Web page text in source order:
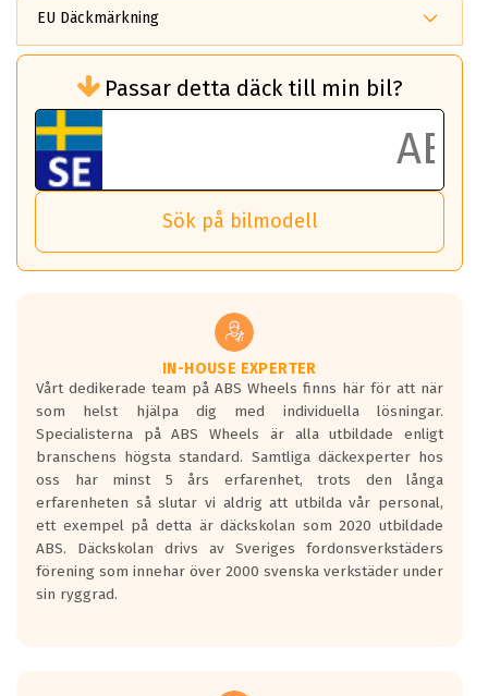
EU Däckmärkning
bränsleförbrukningen)
Det ska vara en betygsskala från klass A
till G för rullmotstånd.
Ett klass A däck kommer ha 6,5% bättre
bränsleförbrukning än ett klass G däck.
Det betyder att om man kör 10,000 km,
så sparar man 50 liter bränsle med ett
vilken körstil du använder.
Våtgrepp egenskaper:
Betygsskalan är satt A till F. Där A påvisar
den kortaste bromssträckan och F är den
längsta.
Inga D eller G betyg delas ut för
personbilar och lätta lastbilar.
Betyget sätts efter ett test där däcken
skall bromsa in på en väg där det ligger
0.5-1.5 mm vatten.
I 80km/h kommer skillnaden på
Passar detta däck till min bil?
Sök på bilmodell
IN-HOUSE EXPERTER
Vårt dedikerade team på ABS Wheels finns här för att när
som helst hjälpa dig med individuella lösningar.
Specialisterna på ABS Wheels är alla utbildade enligt
branschens högsta standard. Samtliga däckexperter hos
oss har minst 5 års erfarenhet, trots den långa
erfarenheten så slutar vi aldrig att utbilda vår personal,
ett exempel på detta är däckskolan som 2020 utbildade
ABS. Däckskolan drivs av Sveriges fordonsverkstäders
förening som innehar över 2000 svenska verkstäder under
sin ryggrad.